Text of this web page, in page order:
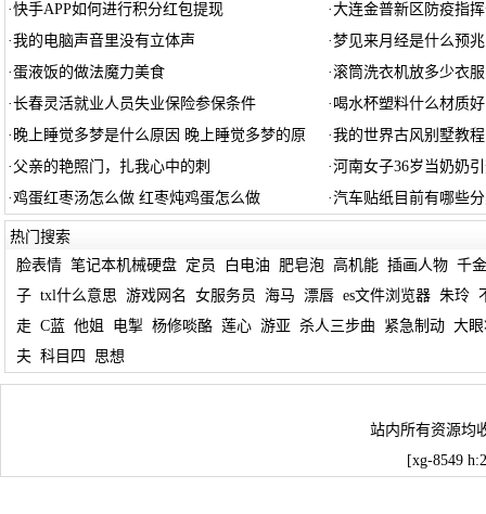
·快手APP如何进行积分红包提现 ·大连金普新区防疫指
·我的电脑声音里没有立体声 ·梦见来月经是什么预兆
·蛋液饭的做法魔力美食 ·滚筒洗衣机放多少衣服
·长春灵活就业人员失业保险参保条件 · 喝水杯塑料什么材质
· 晚上睡觉多梦是什么原因 晚上睡觉多梦的原 ·我的世界古风别墅教
· 父亲的艳照门，扎我心中的刺 ·河南女子36岁当奶奶
·鸡蛋红枣汤怎么做 红枣炖鸡蛋怎么做 ·汽车贴纸目前有哪些
热门搜索
脸表情 笔记本机械硬盘 定员 白电油 肥皂泡 高机能 插画人物 千金
子 txl什么意思 游戏网名 女服务员 海马 漂唇 es文件浏览器 朱玲
走 C蓝 他姐 电掣 杨修啖酪 莲心 游亚 杀人三步曲 紧急制动 大
夫 科目四 思想
站内所有资源均
[xg-8549